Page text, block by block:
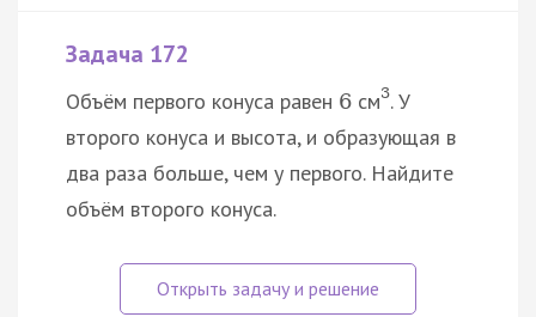
Задача 172
Объём первого конуса равен 6 см3. У
второго конуса и высота, и образующая в
два раза больше, чем у первого. Найдите
объём второго конуса.